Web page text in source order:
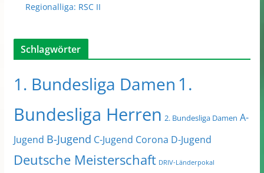
Regionalliga: RSC II
Schlagwörter
1. Bundesliga Damen 1.
Bundesliga Herren 2. Bundesliga Damen A-
Jugend B-Jugend C-Jugend Corona D-Jugend
Deutsche Meisterschaft DRIV-Länderpokal